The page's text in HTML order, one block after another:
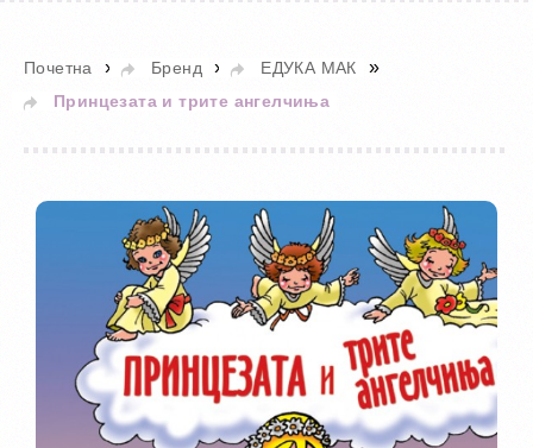
Почетна » Бренд » ЕДУКА МАК »
Принцезата и трите ангелчиња